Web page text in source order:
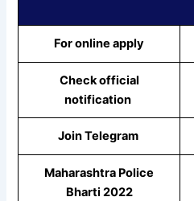
For online apply
Check official
notification
Join Telegram
Maharashtra Police
Bharti 2022